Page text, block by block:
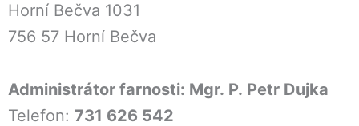
Horní Bečva 1031
756 57 Horní Bečva
Administrátor farnosti: Mgr. P. Petr Dujka
Telefon: 731 626 542